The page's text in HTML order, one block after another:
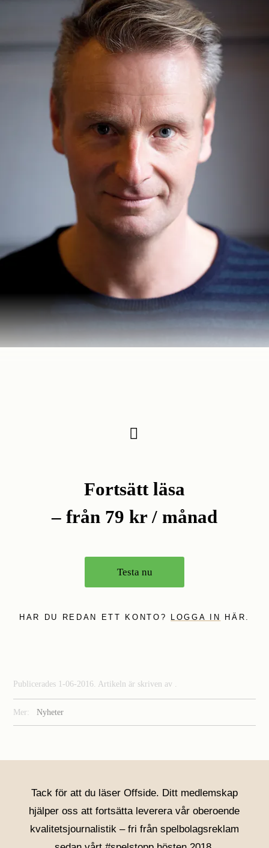
Fortsätt läsa
– från 79 kr / månad
Testa nu
HAR DU REDAN ETT KONTO? LOGGA IN HÄR.
Publicerades 1-06-2016. Artikeln är skriven av .
Mer: Nyheter
Tack för att du läser Offside. Ditt medlemskap
hjälper oss att fortsätta leverera vår oberoende
kvalitetsjournalistik – fri från spelbolagsreklam